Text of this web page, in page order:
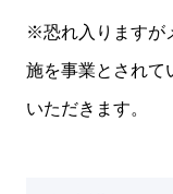
※恐れ入りますが
施を事業とされて
いただきます。